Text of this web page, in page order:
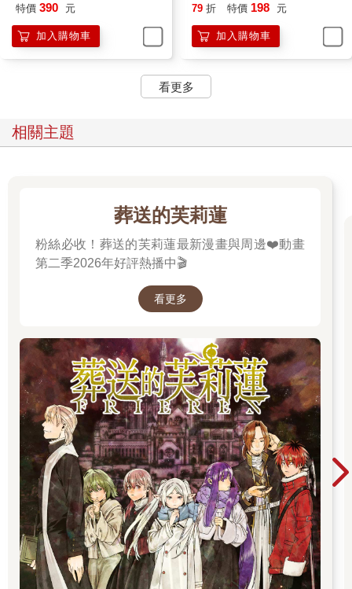
特價 390 元
加入購物車
79 折 特價 198 元
加入購物車
看更多
相關主題
葬送的芙莉蓮
粉絲必收！葬送的芙莉蓮最新漫畫與周邊❤️動畫
第二季2026年好評熱播中🎬
看更多